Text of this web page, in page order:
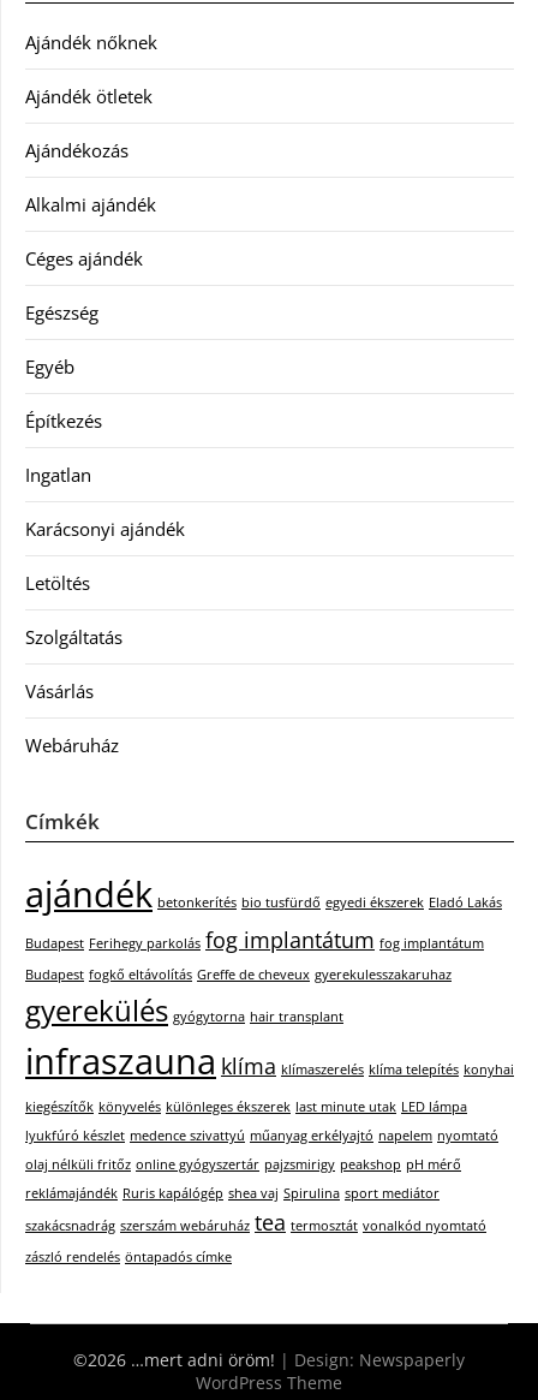
Ajándék nőknek
Ajándék ötletek
Ajándékozás
Alkalmi ajándék
Céges ajándék
Egészség
Egyéb
Építkezés
Ingatlan
Karácsonyi ajándék
Letöltés
Szolgáltatás
Vásárlás
Webáruház
Címkék
ajándék betonkerítés bio tusfürdő egyedi ékszerek Eladó Lakás
Budapest Ferihegy parkolás fog implantátum fog implantátum
Budapest fogkő eltávolítás Greffe de cheveux gyerekulesszakaruhaz
gyerekülés gyógytorna hair transplant
infraszauna klíma klímaszerelés klíma telepítés konyhai
kiegészítők könyvelés különleges ékszerek last minute utak LED lámpa
lyukfúró készlet medence szivattyú műanyag erkélyajtó napelem nyomtató
olaj nélküli fritőz online gyógyszertár pajzsmirigy peakshop pH mérő
reklámajándék Ruris kapálógép shea vaj Spirulina sport mediátor
szakácsnadrág szerszám webáruház tea termosztát vonalkód nyomtató
zászló rendelés öntapadós címke
©2026 …mert adni öröm! | Design: Newspaperly
WordPress Theme